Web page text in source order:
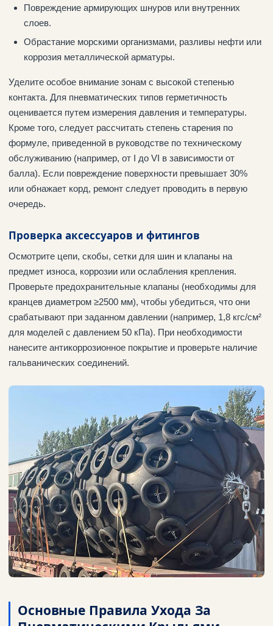
Повреждение армирующих шнуров или внутренних
слоев.
Обрастание морскими организмами, разливы нефти или
коррозия металлической арматуры.
Уделите особое внимание зонам с высокой степенью
контакта. Для пневматических типов герметичность
оценивается путем измерения давления и температуры.
Кроме того, следует рассчитать степень старения по
формуле, приведенной в руководстве по техническому
обслуживанию (например, от I до VI в зависимости от
балла). Если повреждение поверхности превышает 30%
или обнажает корд, ремонт следует проводить в первую
очередь.
Проверка аксессуаров и фитингов
Осмотрите цепи, скобы, сетки для шин и клапаны на
предмет износа, коррозии или ослабления крепления.
Проверьте предохранительные клапаны (необходимы для
кранцев диаметром ≥2500 мм), чтобы убедиться, что они
срабатывают при заданном давлении (например, 1,8 кгс/см²
для моделей с давлением 50 кПа). При необходимости
нанесите антикоррозионное покрытие и проверьте наличие
гальванических соединений.
Основные Правила Ухода За